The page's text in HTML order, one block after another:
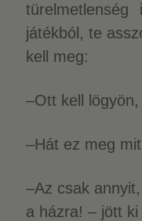
játékból, te
kell meg:
–Ott kell
–Hát ez meg
–Az csak
a házra! – jött